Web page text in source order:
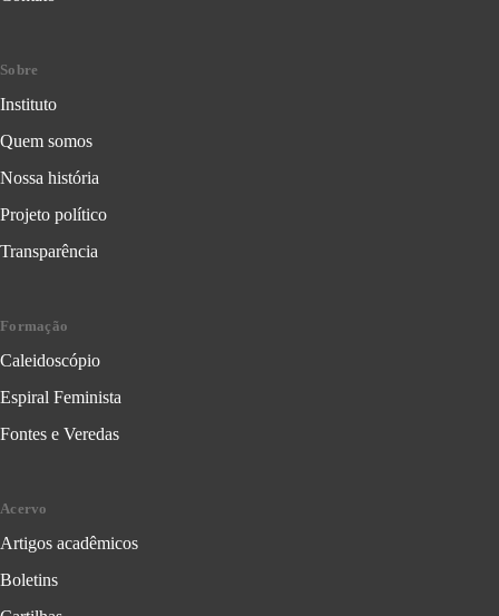
Sobre
Instituto
Quem somos
Nossa história
Projeto político
Transparência
Formação
Caleidoscópio
Espiral Feminista
Fontes e Veredas
Acervo
Artigos acadêmicos
Boletins